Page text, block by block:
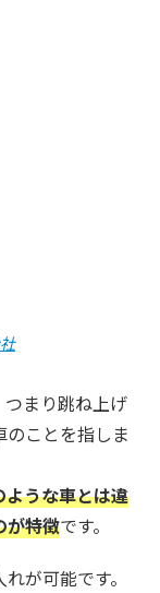
まり跳ね上げ
ことを指しま
うな車とは違
が特徴です。
が可能です。